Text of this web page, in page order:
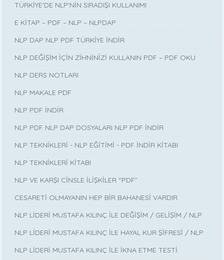
TÜRKİYE'DE NLP'NİN SIRADIŞI KULLANIMI
E KİTAP – PDF – NLP – NLPDAP
NLP DAP NLP PDF TÜRKİYE İNDİR
NLP DEĞİŞİM İÇİN ZİHNİNİZİ KULLANIN PDF – PDF OKU
NLP DERS NOTLARI
NLP MAKALE PDF
NLP PDF İNDİR
NLP PDF NLP DAP DOSYALARI NLP PDF İNDİR
NLP TEKNİKLERİ - NLP EĞİTİMİ - PDF İNDİR KİTABI
NLP TEKNİKLERİ KİTABI
NLP VE KARŞI CİNSLE İLİŞKİLER “PDF”
CESARETİ OLMAYANIN HEP BİR BAHANESİ VARDIR
NLP LİDERİ MUSTAFA KILINÇ İLE DEĞİŞİM / GELİŞİM / NLP
NLP LİDERİ MUSTAFA KILINÇ İLE HAYAL KUR ŞİFRESİ / NLP
NLP LİDERİ MUSTAFA KILINÇ İLE İKNA ETME TESTİ